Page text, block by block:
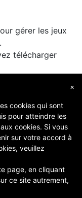
gérer les jeux
télécharger
P.IVA 06769730968 - Capitale
di Milano
×
cookies qui sont
pour atteindre les
cookies. Si vous
sur votre accord à
veuillez
page, en cliquant
ce site autrement,